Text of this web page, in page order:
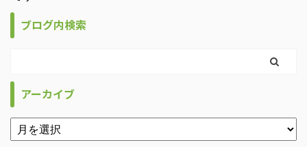
ブログ内検索
アーカイブ